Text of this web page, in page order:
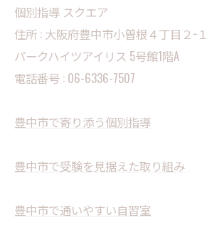
個別指導 スクエア
住所 : 大阪府豊中市小曽根４丁目２−１
パークハイツアイリス 5号館1階A
電話番号 : 06-6336-7507
豊中市で寄り添う個別指導
豊中市で受験を見据えた取り組み
豊中市で通いやすい自習室